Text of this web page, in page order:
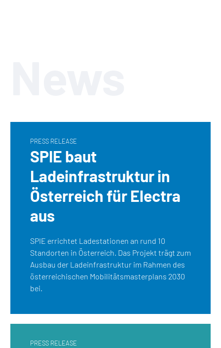
PRESS RELEASE
SPIE baut
Ladeinfrastruktur in
Österreich für Electra
aus
SPIE errichtet Ladestationen an rund 10
Standorten in Österreich. Das Projekt trägt zum
Ausbau der Ladeinfrastruktur im Rahmen des
österreichischen Mobilitätsmasterplans 2030
bei.
PRESS RELEASE